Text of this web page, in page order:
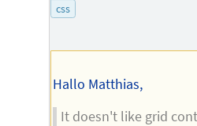
css
Hallo Matthias,
It doesn't like grid